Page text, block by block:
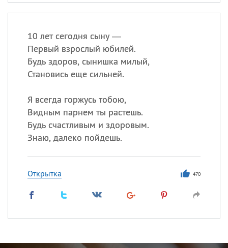
10 лет сегодня сыну —
Первый взрослый юбилей.
Будь здоров, сынишка милый,
Становись еще сильней.
Я всегда горжусь тобою,
Видным парнем ты растешь.
Будь счастливым и здоровым.
Знаю, далеко пойдешь.
Открытка 470